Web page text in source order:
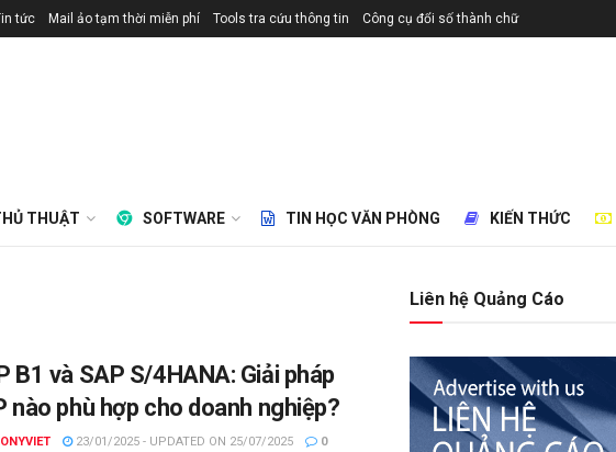
tức Mail ảo tạm thời miễn phí Tools tra cứu thông tin Công cụ đổi số thành chữ
THUẬT SOFTWARE TIN HỌC VĂN PHÒNG KIẾN THỨC
B1 và SAP S/4HANA: Giải pháp
nào phù hợp cho doanh nghiệp?
23/01/2025 - UPDATED ON 25/07/2025 0
Liên hệ Quảng Cáo